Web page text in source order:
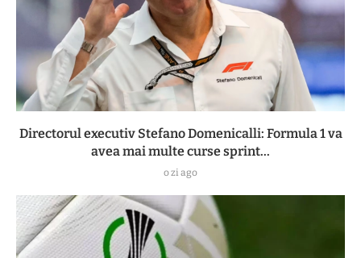
Directorul executiv Stefano Domenicalli: Formula 1 va
avea mai multe curse sprint...
o zi ago